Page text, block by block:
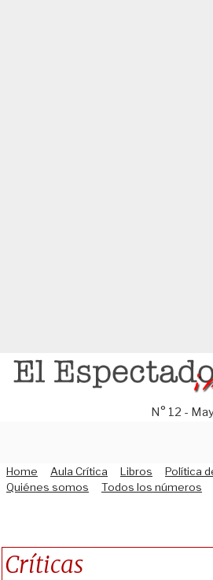
Saltar
N° 12 -
Home Aula Crítica Libros
Política
Quiénes somos
Todos los números
Críticas